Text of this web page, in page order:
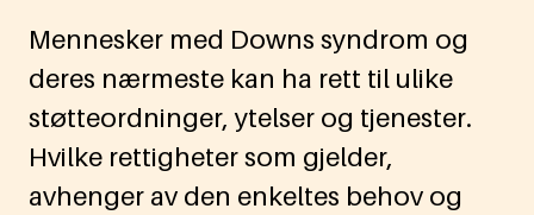
Mennesker med Downs syndrom og
deres nærmeste kan ha rett til ulike
støtteordninger, ytelser og tjenester.
Hvilke rettigheter som gjelder,
avhenger av den enkeltes behov og